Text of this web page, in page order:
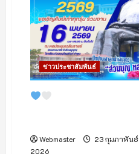
เตรียม
ชม
“จันทรุปราคา
เต็ม
ดวง”
ข่าวประชาสัมพันธ์
Webmaster
23 กุมภาพันธ์
2026